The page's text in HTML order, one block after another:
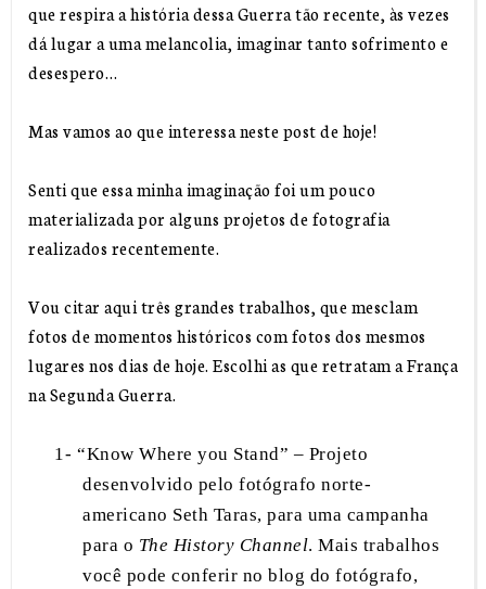
que respira a história dessa Guerra tão recente, às vezes
dá lugar a uma melancolia, imaginar tanto sofrimento e
desespero…
Mas vamos ao que interessa neste post de hoje!
Senti que essa minha imaginação foi um pouco
materializada por alguns projetos de fotografia
realizados recentemente.
Vou citar aqui três grandes trabalhos, que mesclam
fotos de momentos históricos com fotos dos mesmos
lugares nos dias de hoje. Escolhi as que retratam a França
na Segunda Guerra.
1- “Know Where you Stand” – Projeto
desenvolvido pelo fotógrafo norte-
americano Seth Taras, para uma campanha
para o The History Channel. Mais trabalhos
você pode conferir no blog do fotógrafo,